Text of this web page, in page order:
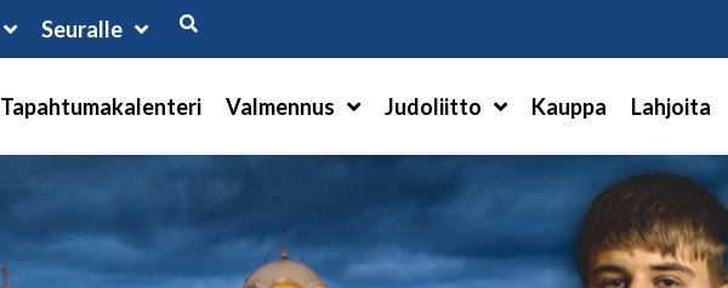
Seuralle
Tapahtumakalenteri Valmennus Judoliitto Kauppa Lahjoita